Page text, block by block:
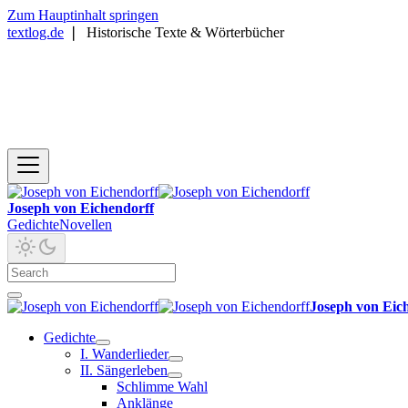
Zum Hauptinhalt springen
textlog.de
Historische Texte & Wörterbücher
Joseph von Eichendorff
GedichteNovellen
Joseph von
Gedichte
I. Wanderlieder
II. Sängerleben
Schlimme Wahl
Anklänge